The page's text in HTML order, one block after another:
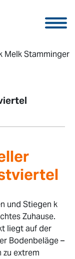
und Stiegen k
Zuhause.
liegt auf der
Bodenbeläge –
zu extrem